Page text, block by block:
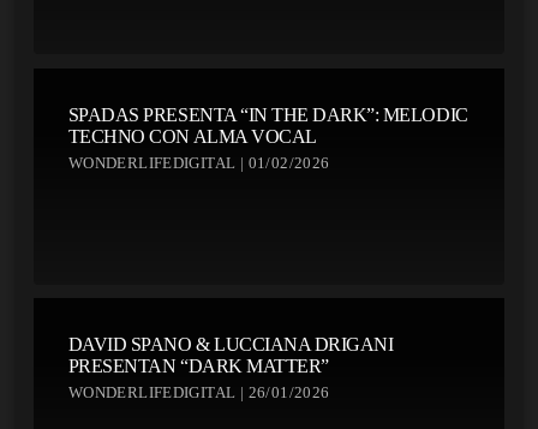
SPADAS PRESENTA “IN THE DARK”: MELODIC
TECHNO CON ALMA VOCAL
WONDERLIFEDIGITAL | 01/02/2026
DAVID SPANO & LUCCIANA DRIGANI
PRESENTAN “DARK MATTER”
WONDERLIFEDIGITAL | 26/01/2026